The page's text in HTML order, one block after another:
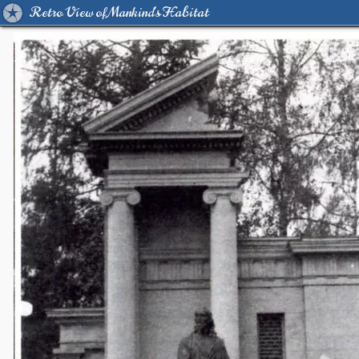
Retro View of Mankind's Habitat